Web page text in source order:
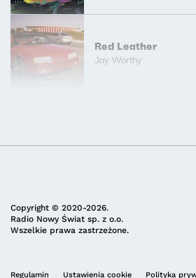
Red Leather
Jay Worthy
Copyright © 2020-2026.
Radio Nowy Świat sp. z o.o.
Wszelkie prawa zastrzeżone.
Regulamin Ustawienia cookie Polityka